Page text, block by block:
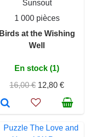
Sunsout
1 000 pièces
Birds at the Wishing
Well
En stock (1)
16,00 € 12,80 €